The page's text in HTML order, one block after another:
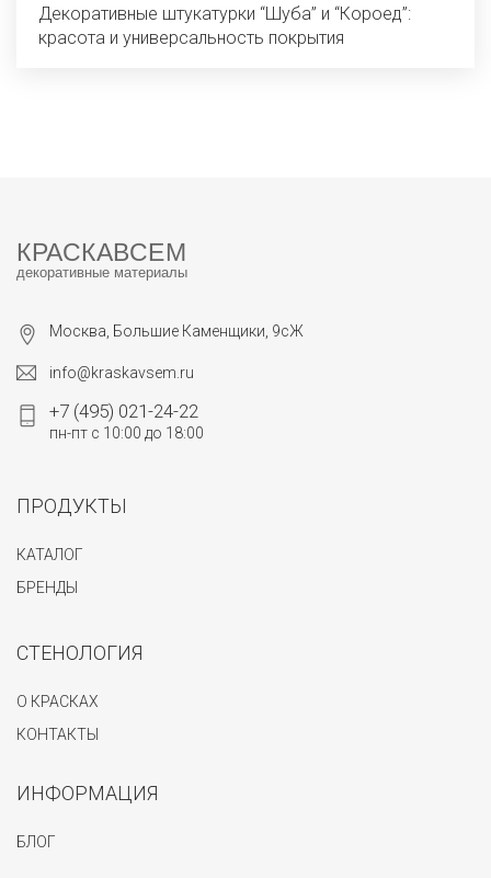
Декоративные штукатурки “Шуба” и “Короед”:
красота и универсальность покрытия
КРАСКАВСЕМ
декоративные материалы
Москва, Большие Каменщики, 9сЖ
info@kraskavsem.ru
+7 (495) 021-24-22
пн-пт с 10:00 до 18:00
ПРОДУКТЫ
КАТАЛОГ
БРЕНДЫ
СТЕНОЛОГИЯ
О КРАСКАХ
КОНТАКТЫ
ИНФОРМАЦИЯ
БЛОГ